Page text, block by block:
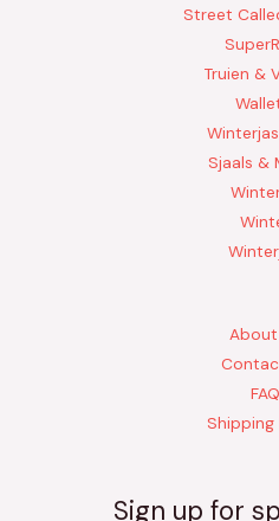
Street
Truien &
Sjaals &
About
FAQ
Shipping
Sign up for